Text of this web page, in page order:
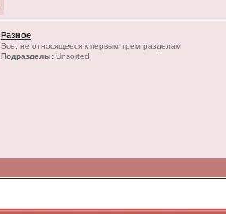
Разное
Все, не относящееся к первым трем разделам
Подразделы: Unsorted